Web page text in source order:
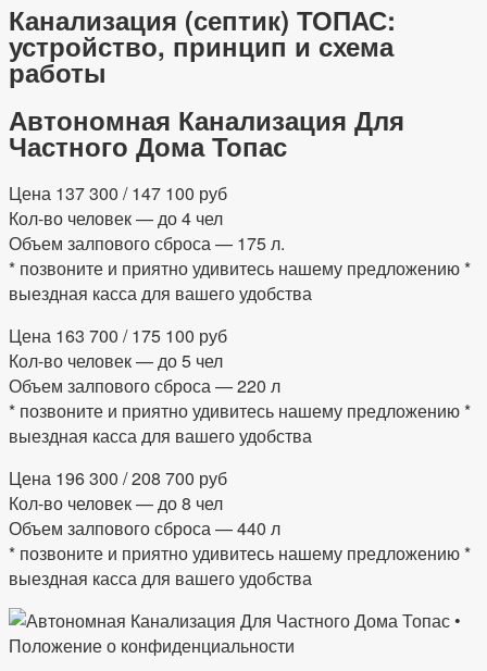
Канализация (септик) ТОПАС:
устройство, принцип и схема
работы
Автономная Канализация Для
Частного Дома Топас
Цена 137 300 / 147 100 руб
Кол-во человек — до 4 чел
Объем залпового сброса — 175 л.
* позвоните и приятно удивитесь нашему предложению *
выездная касса для вашего удобства
Цена 163 700 / 175 100 руб
Кол-во человек — до 5 чел
Объем залпового сброса — 220 л
* позвоните и приятно удивитесь нашему предложению *
выездная касса для вашего удобства
Цена 196 300 / 208 700 руб
Кол-во человек — до 8 чел
Объем залпового сброса — 440 л
* позвоните и приятно удивитесь нашему предложению *
выездная касса для вашего удобства